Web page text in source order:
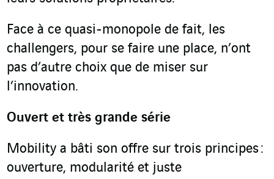
Face à ce quasi-monopole de fait, les
challengers, pour se faire une place, n’ont
pas d’autre choix que de miser sur
l’innovation.
Ouvert et très grande série
Mobility a bâti son offre sur trois principes :
ouverture, modularité et juste